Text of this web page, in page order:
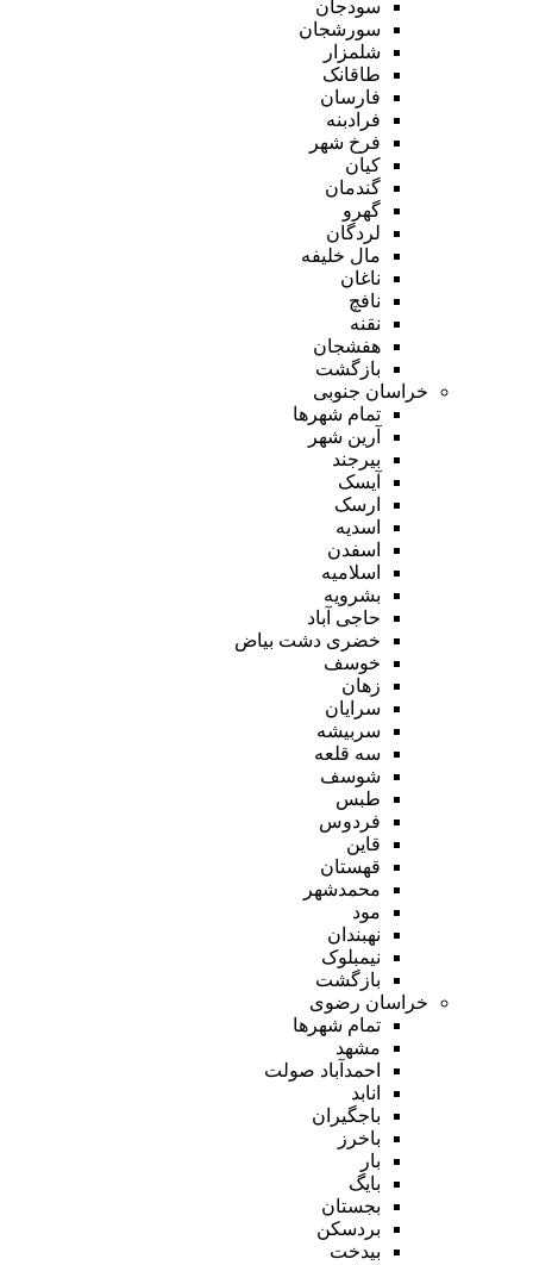
سودجان
سورشجان
شلمزار
طاقانک
فارسان
فرادبنه
فرخ شهر
کیان
گندمان
گهرو
لردگان
مال خلیفه
ناغان
نافچ
نقنه
هفشجان
بازگشت
خراسان جنوبی
تمام شهر‌ها
آرین شهر
بیرجند
آیسک
ارسک
اسدیه
اسفدن
اسلامیه
بشرویه
حاجی آباد
خضری دشت بیاض
خوسف
زهان
سرایان
سربیشه
سه قلعه
شوسف
طبس
فردوس
قاین
قهستان
محمدشهر
مود
نهبندان
نیمبلوک
بازگشت
خراسان رضوی
تمام شهر‌ها
مشهد
احمدآباد صولت
انابد
باجگیران
باخرز
بار
بایگ
بجستان
بردسکن
بیدخت